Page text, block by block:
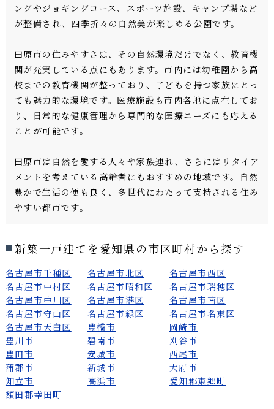
ングやジョギングコース、スポーツ施設、キャンプ場など
が整備され、四季折々の自然美が楽しめる公園です。
田原市の住みやすさは、その自然環境だけでなく、教育機
関が充実している点にもあります。市内には幼稚園から高
校までの教育機関が整っており、子どもを持つ家族にとっ
ても魅力的な環境です。医療施設も市内各地に点在してお
り、日常的な健康管理から専門的な医療ニーズにも応える
ことが可能です。
田原市は自然を愛する人々や家族連れ、さらにはリタイア
メントを考えている高齢者にもおすすめの地域です。自然
豊かで生活の便も良く、多世代にわたって支持される住み
やすい都市です。
新築一戸建てを愛知県の市区町村から探す
名古屋市千種区 名古屋市北区
名古屋市西区
名古屋市中村区
名古屋市昭和区
名古屋市瑞穂区
名古屋市中川区
名古屋市港区
名古屋市南区
名古屋市守山区
名古屋市緑区
名古屋市名東区
名古屋市天白区
豊橋市
岡崎市
豊川市
碧南市
刈谷市
豊田市
安城市
西尾市
蒲郡市
新城市
大府市
知立市
高浜市
愛知郡東郷町
額田郡幸田町